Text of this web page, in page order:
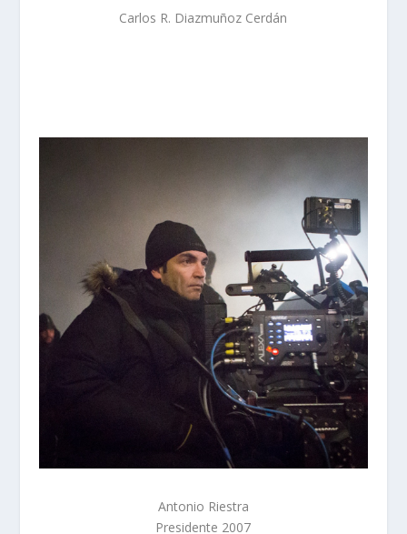
Carlos R. Diazmuñoz Cerdán
Antonio Riestra
Presidente 2007